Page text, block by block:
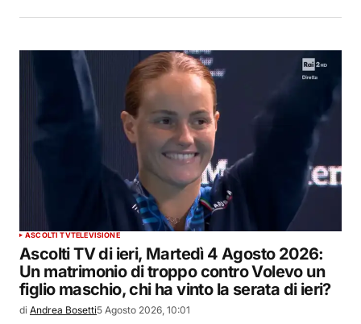
ASCOLTI TVTELEVISIONE
Ascolti TV di ieri, Martedì 4 Agosto 2026:
Un matrimonio di troppo contro Volevo un
figlio maschio, chi ha vinto la serata di ieri?
di Andrea Bosetti5 Agosto 2026, 10:01